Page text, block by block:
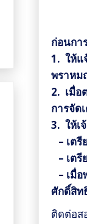
ก่อนกา
1. ให้แ
พราหม
2. เมื่อ
การจัด
3. ให้เ
– เต
– เต
– เมื่
ศักดิ์สิท
ติดต่อ